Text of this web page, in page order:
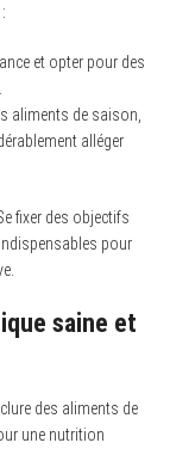
et opter pour des
aliments de saison,
alléger
fixer des objectifs
pour
saine et
des aliments de
une nutrition